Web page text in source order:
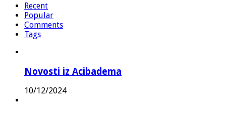
Recent
Popular
Comments
Tags
Novosti iz Acibadema
10/12/2024